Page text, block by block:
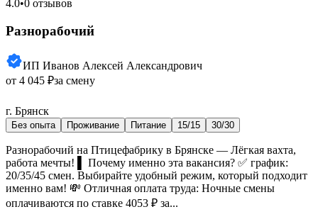
4.0•0 отзывов
Разнорабочий
ИП Иванов Алексей Александрович
от 4 045 ₽за смену
г. Брянск
Без опыта Проживание Питание 15/15 30/30
Разнорабочий на Птицефабрику в Брянске — Лёгкая вахта,
работа мечты! ▌ Почему именно эта вакансия? ✅ график:
20/35/45 смен. Выбирайте удобный режим, который подходит
именно вам! 💸 Отличная оплата труда: Ночные смены
оплачиваются по ставке 4053 ₽ за...